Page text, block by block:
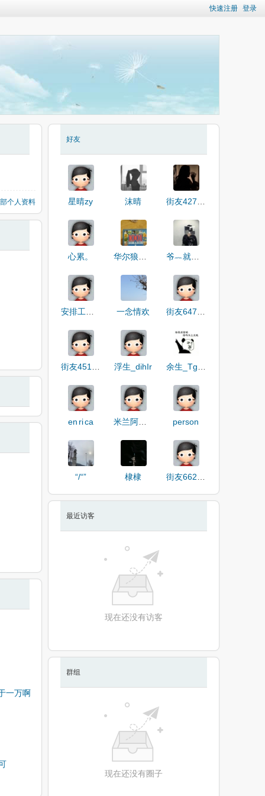
快速注册 登录
个人资料
一万啊
好友
星晴zy 沫晴
心累。 爷︷就是拽
一念情欢
浮生_dihIr
en ri ca 米兰阿斌出租车 person
“/“” 棣棣
最近访客
现在还没有访客
群组
现在还没有圈子